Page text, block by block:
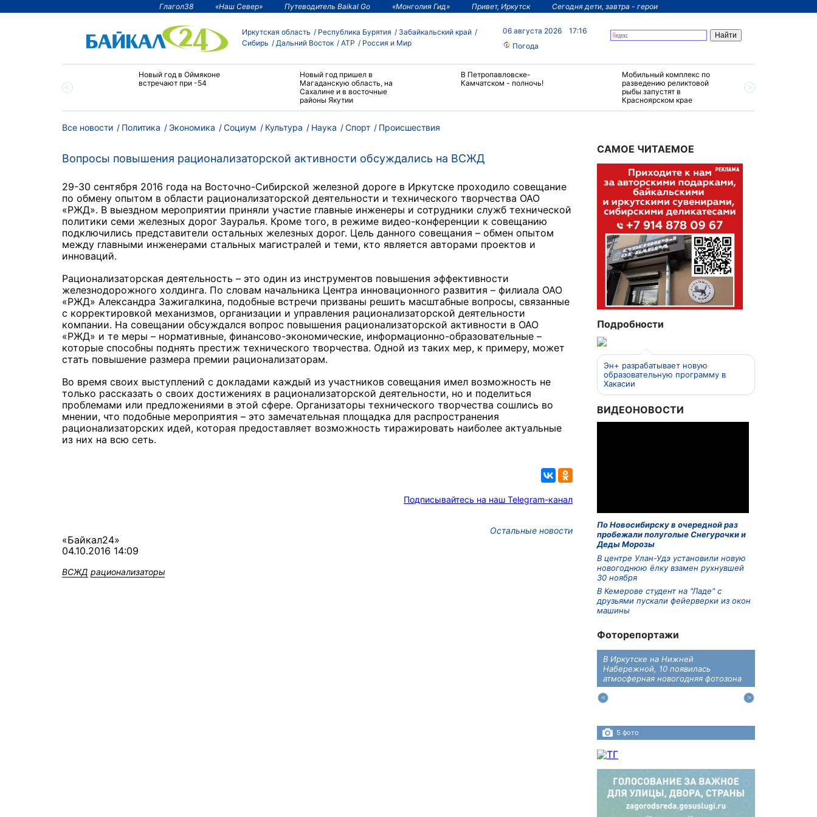
Глагол38 «Наш Север» Путеводитель Baikal Go «Монголия Гид» Привет, Иркутск Сегодня дети, завтра - герои
Иркутская область Республика Бурятия
Забайкальский край
Сибирь
Дальний Восток АТР Россия и Мир
06 августа 2026
17:16
Погода
Новый год в Оймяконе
встречают при -54
Новый год пришел в
Магаданскую область, на
Сахалине и в восточные
районы Якутии
В Петропавловске-
Камчатском - полночь!
Мобильный комплекс по
разведению реликтовой
рыбы запустят в
Красноярском крае
Все новости Политика Экономика Социум Культура Наука Спорт Происшествия
Вопросы повышения рационализаторской активности обсуждались на ВСЖД
29-30 сентября 2016 года на Восточно-Сибирской железной дороге в Иркутске проходило совещание
по обмену опытом в области рационализаторской деятельности и технического творчества ОАО
«РЖД». В выездном мероприятии приняли участие главные инженеры и сотрудники служб технической
политики семи железных дорог Зауралья. Кроме того, в режиме видео-конференции к совещанию
подключились представители остальных железных дорог. Цель данного совещания – обмен опытом
между главными инженерами стальных магистралей и теми, кто является авторами проектов и
инноваций.
Рационализаторская деятельность – это один из инструментов повышения эффективности
железнодорожного холдинга. По словам начальника Центра инновационного развития – филиала ОАО
«РЖД» Александра Зажигалкина, подобные встречи призваны решить масштабные вопросы, связанные
с корректировкой механизмов, организации и управления рационализаторской деятельности
компании. На совещании обсуждался вопрос повышения рационализаторской активности в ОАО
«РЖД» и те меры – нормативные, финансово-экономические, информационно-образовательные –
которые способны поднять престиж технического творчества. Одной из таких мер, к примеру, может
стать повышение размера премии рационализаторам.
Во время своих выступлений с докладами каждый из участников совещания имел возможность не
только рассказать о своих достижениях в рационализаторской деятельности, но и поделиться
проблемами или предложениями в этой сфере. Организаторы технического творчества сошлись во
мнении, что подобные мероприятия – это замечательная площадка для распространения
рационализаторских идей, которая предоставляет возможность тиражировать наиболее актуальные
из них на всю сеть.
Подписывайтесь на наш Telegram-канал
Остальные новости
«Байкал24»
04.10.2016 14:09
ВСЖД рационализаторы
САМОЕ ЧИТАЕМОЕ
Подробности
Эн+ разрабатывает новую
образовательную программу в
Хакасии
ВИДЕОНОВОСТИ
По Новосибирску в очередной раз
пробежали полуголые Снегурочки и
Деды Морозы
В центре Улан-Удэ установили новую
новогоднюю ёлку взамен рухнувшей
30 ноября
В Кемерове студент на "Ладе" с
друзьями пускали фейерверки из окон
машины
Фоторепортажи
В Иркутске на Нижней
Набережной, 10 появилась
атмосферная новогодняя фотозона
5 фото